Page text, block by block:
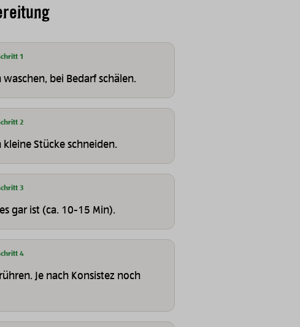
1
bei Bedarf schälen.
2
kleine Stücke schneiden.
3
gar ist (ca. 10-15 Min).
4
Je nach Konsistez noch